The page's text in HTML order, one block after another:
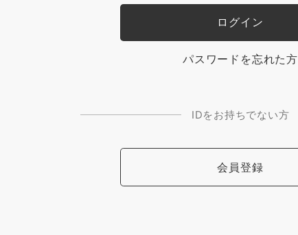
パスワードを忘れた方
IDをお持ちでない方
会員登録